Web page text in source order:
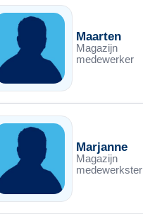
Maarten
Magazijn
medewerker
Marjanne
Magazijn
medewerkster